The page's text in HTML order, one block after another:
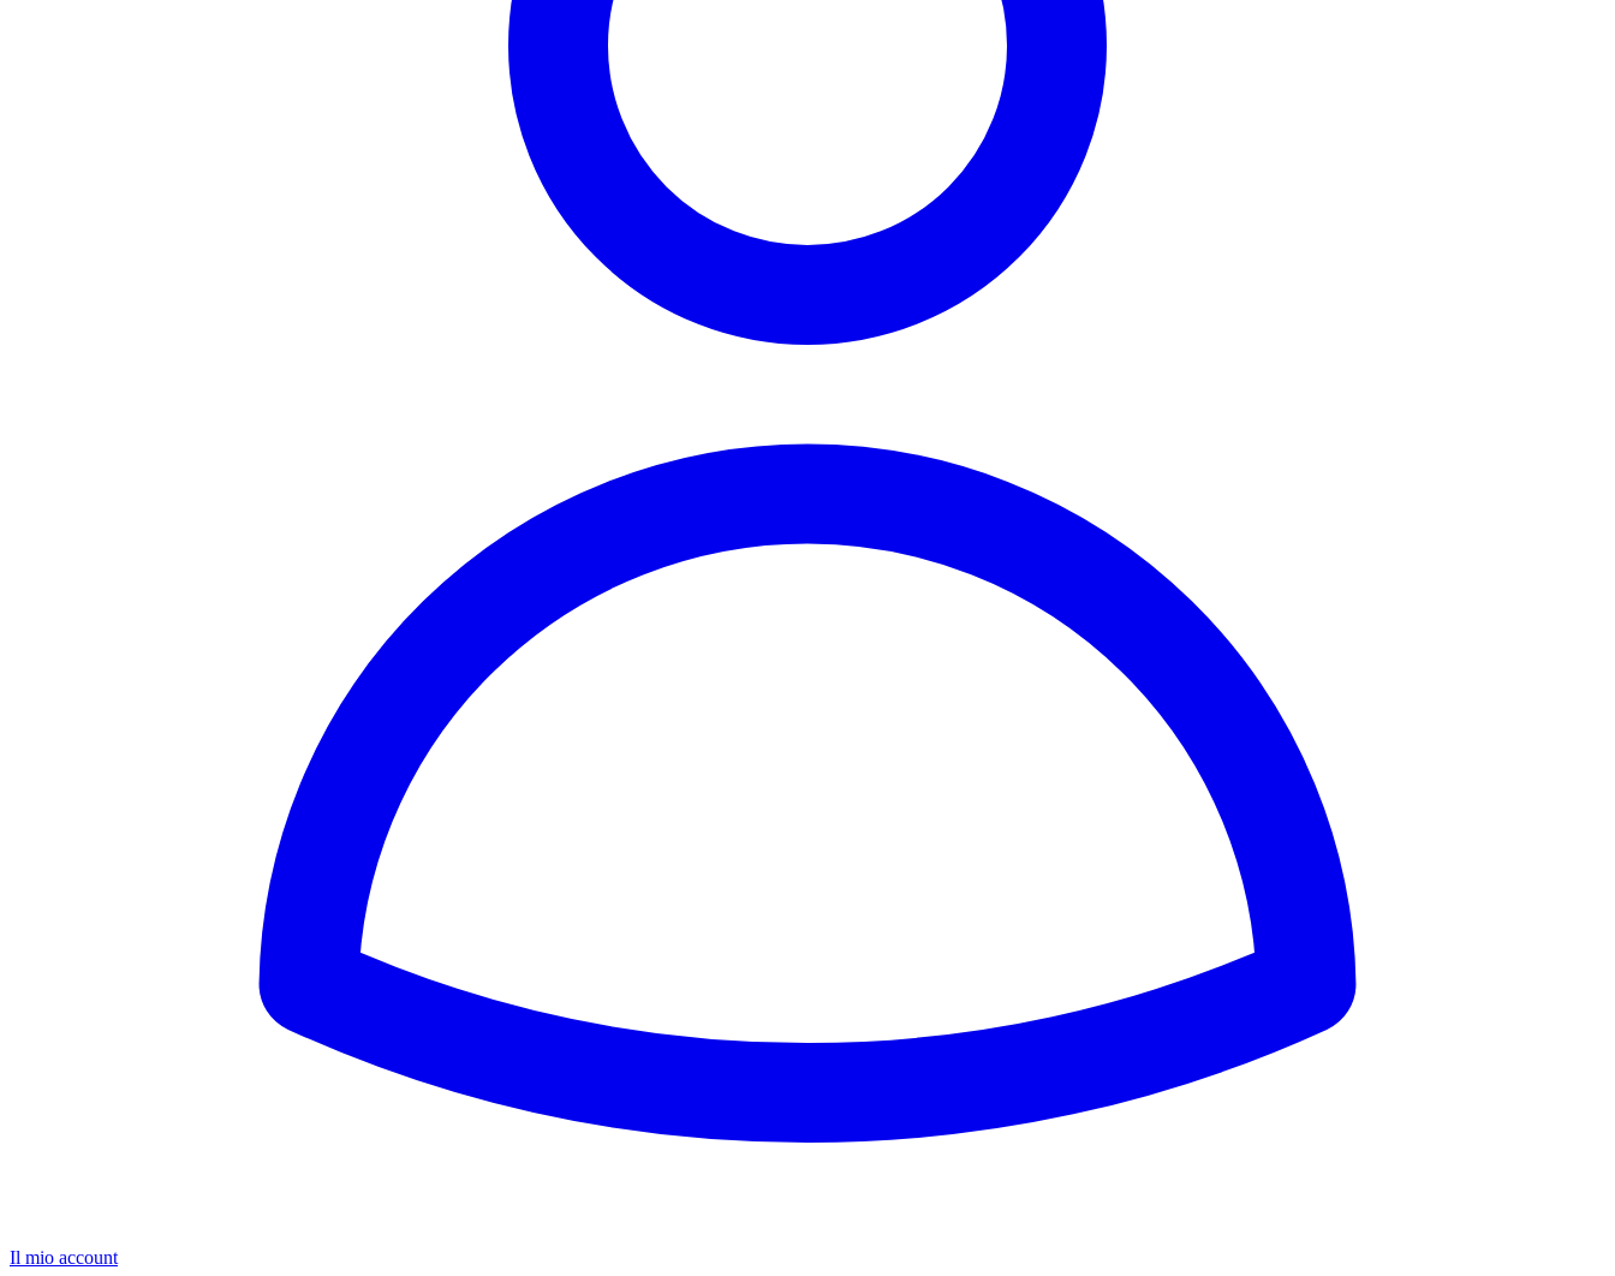
Il mio account